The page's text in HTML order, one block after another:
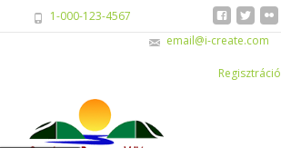
1-000-123-4567
email@i-create.com
Regisztráció